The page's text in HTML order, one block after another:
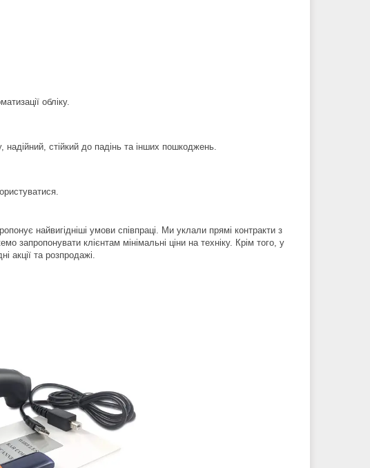
обліку.
надійний, стійкий до падінь та інших пошкоджень.
найвигідніші умови співпраці. Ми уклали прямі контракти з
запропонувати клієнтам мінімальні ціни на техніку. Крім того, у
акції та розпродажі.